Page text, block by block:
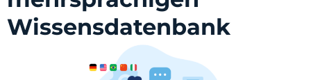
Wissensdatenbank